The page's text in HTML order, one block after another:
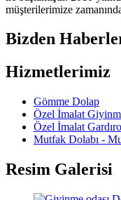
müşterilerimize
Bizden
Hizmetlerimiz
Gömme Dolap
Özel İmalat
Özel İmalat
Mutfak Dolabı -
Resim Galerisi